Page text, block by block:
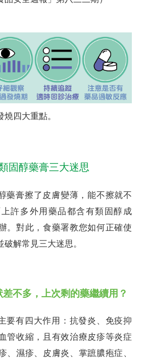
四大重點。
固醇藥膏三大迷思
藥膏擦了皮膚變薄，能不擦就不
許多外用藥品都含有類固醇成
。對此，食藥署教您如何正確使
解常見三大迷思。
差不多，上次剩的藥繼續用？
要有四大作用：抗發炎、免疫抑
管收縮，且有效治療皮疹等炎症
、濕疹、皮膚炎、掌蹠膿疱症、